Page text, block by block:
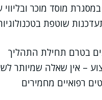
מוסד מוכר
שוטפת
בטרם תחילת התהליך
– אין שאלה שמיותר
רפואיים מחמירים